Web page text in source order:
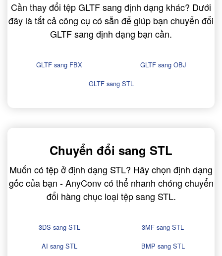
Cần thay đổi tệp GLTF sang định dạng khác? Dưới
đây là tất cả công cụ có sẵn để giúp bạn chuyển đổi
GLTF sang định dạng bạn cần.
GLTF sang FBX
GLTF sang OBJ
GLTF sang STL
Chuyển đổi sang STL
Muốn có tệp ở định dạng STL? Hãy chọn định dạng
gốc của bạn - AnyConv có thể nhanh chóng chuyển
đổi hàng chục loại tệp sang STL.
3DS sang STL
3MF sang STL
AI sang STL
BMP sang STL